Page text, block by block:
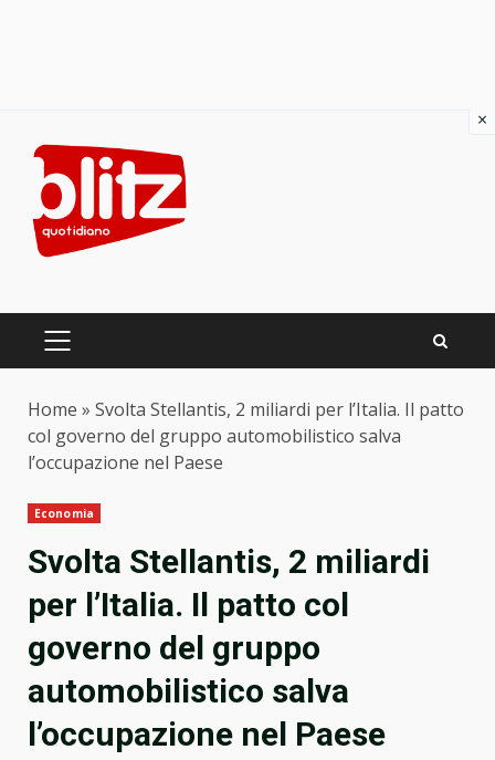
content
PRIMARY
Home » Svolta Stellantis, 2 miliardi per l’Italia. Il patto
col governo del gruppo automobilistico salva
l’occupazione nel Paese
Economia
Svolta Stellantis, 2 miliardi
per l’Italia. Il patto col
governo del gruppo
automobilistico salva
l’occupazione nel Paese
×